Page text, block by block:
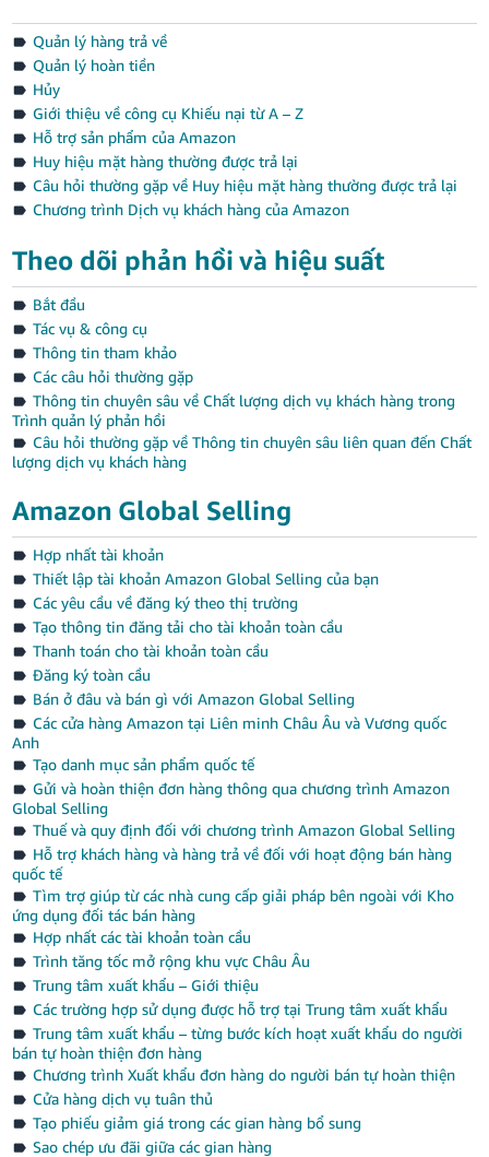
국
어
-
KR
Português
- BR
தமிழ்
- IN
ไทย
- TH
Tiếng
Việt -
VN
Quản lý hàng trả về
Quản lý hoàn tiền
Hủy
Giới thiệu về công cụ Khiếu nại từ A – Z
Hỗ trợ sản phẩm của Amazon
Huy hiệu mặt hàng thường được trả lại
Câu hỏi thường gặp về Huy hiệu mặt hàng thường được trả lại
Chương trình Dịch vụ khách hàng của Amazon
Theo dõi phản hồi và hiệu suất
Bắt đầu
Tác vụ & công cụ
Thông tin tham khảo
Các câu hỏi thường gặp
Thông tin chuyên sâu về Chất lượng dịch vụ khách hàng trong
Trình quản lý phản hồi
Câu hỏi thường gặp về Thông tin chuyên sâu liên quan đến Chất
lượng dịch vụ khách hàng
Amazon Global Selling
Hợp nhất tài khoản
Thiết lập tài khoản Amazon Global Selling của bạn
Các yêu cầu về đăng ký theo thị trường
Tạo thông tin đăng tải cho tài khoản toàn cầu
Thanh toán cho tài khoản toàn cầu
Đăng ký toàn cầu
Bán ở đâu và bán gì với Amazon Global Selling
Các cửa hàng Amazon tại Liên minh Châu Âu và Vương quốc
Anh
Tạo danh mục sản phẩm quốc tế
Gửi và hoàn thiện đơn hàng thông qua chương trình Amazon
Global Selling
Thuế và quy định đối với chương trình Amazon Global Selling
Hỗ trợ khách hàng và hàng trả về đối với hoạt động bán hàng
quốc tế
Tìm trợ giúp từ các nhà cung cấp giải pháp bên ngoài với Kho
ứng dụng đối tác bán hàng
Hợp nhất các tài khoản toàn cầu
Trình tăng tốc mở rộng khu vực Châu Âu
Trung tâm xuất khẩu – Giới thiệu
Các trường hợp sử dụng được hỗ trợ tại Trung tâm xuất khẩu
Trung tâm xuất khẩu – từng bước kích hoạt xuất khẩu do người
bán tự hoàn thiện đơn hàng
Chương trình Xuất khẩu đơn hàng do người bán tự hoàn thiện
Cửa hàng dịch vụ tuân thủ
Tạo phiếu giảm giá trong các gian hàng bổ sung
Sao chép ưu đãi giữa các gian hàng